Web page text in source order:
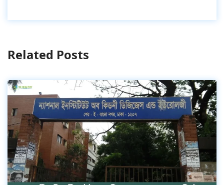
Related Posts